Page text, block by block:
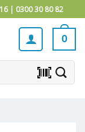
| 0300 30 80 82
0
barcode_scanner